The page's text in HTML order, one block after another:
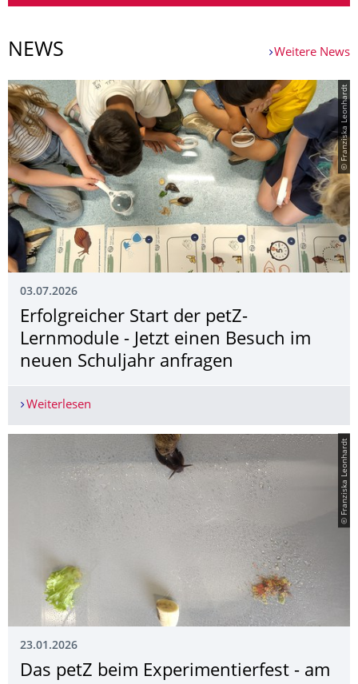
NEWS Weitere News
© Franziska Leonhardt
03.07.2026
Erfolgreicher Start der petZ-
Lernmodule - Jetzt einen Besuch im
neuen Schuljahr anfragen
Weiterlesen
© Franziska Leonhardt
23.01.2026
Das petZ beim Experimentierfest - am